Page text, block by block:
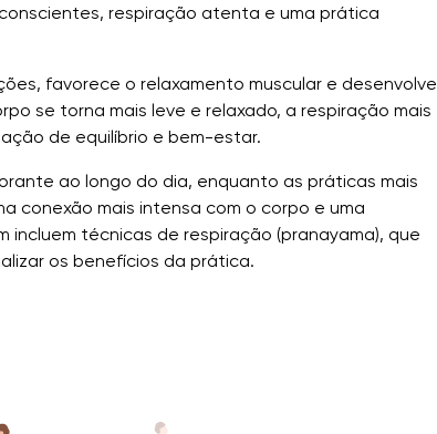
respiração atenta e uma prática
favorece o relaxamento muscular e desenvolve
se torna mais leve e relaxado, a respiração mais
de equilíbrio e bem-estar.
ao longo do dia, enquanto as práticas mais
conexão mais intensa com o corpo e uma
técnicas de respiração (pranayama), que
os benefícios da prática.